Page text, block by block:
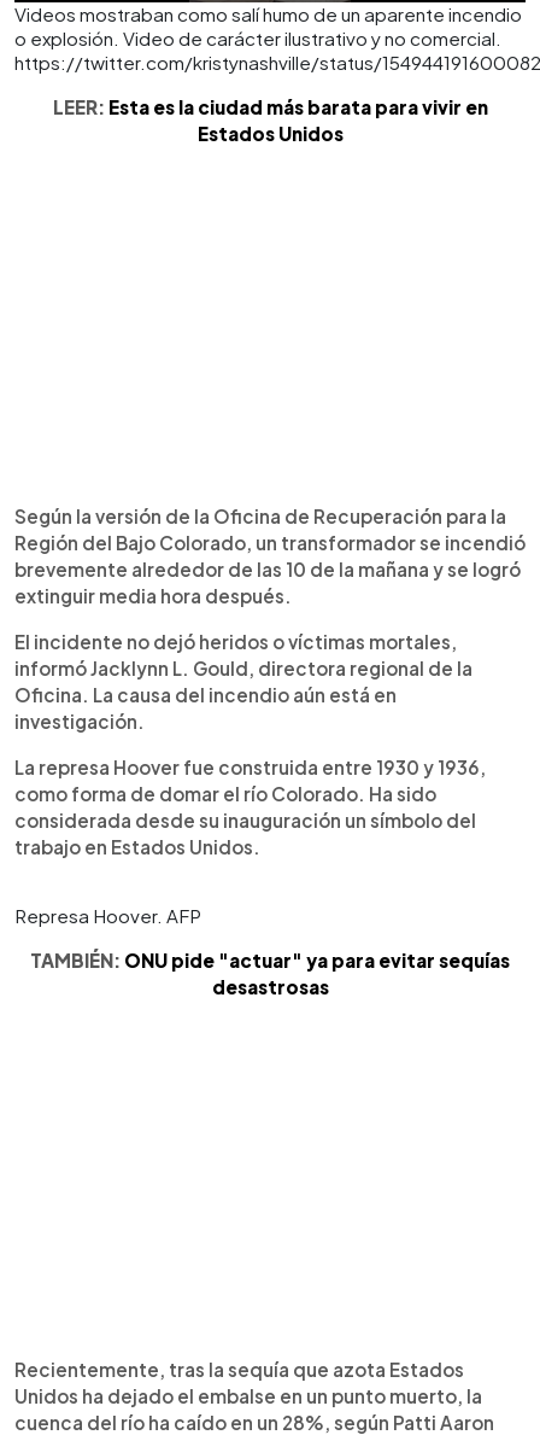
Videos mostraban como salí humo de un aparente incendio
o explosión. Video de carácter ilustrativo y no comercial.
https://twitter.com/kristynashville/status/
LEER: Esta es la ciudad más barata para vivir en
Estados Unidos
Según la versión de la Oficina de Recuperación para la
Región del Bajo Colorado, un transformador se incendió
brevemente alrededor de las 10 de la mañana y se logró
extinguir media hora después.
El incidente no dejó heridos o víctimas mortales,
informó Jacklynn L. Gould, directora regional de la
Oficina. La causa del incendio aún está en
investigación.
La represa Hoover fue construida entre 1930 y 1936,
como forma de domar el río Colorado. Ha sido
considerada desde su inauguración un símbolo del
trabajo en Estados Unidos.
Represa Hoover. AFP
TAMBIÉN: ONU pide "actuar" ya para evitar sequías
desastrosas
Recientemente, tras la sequía que azota Estados
Unidos ha dejado el embalse en un punto muerto, la
cuenca del río ha caído en un 28%, según Patti Aaron